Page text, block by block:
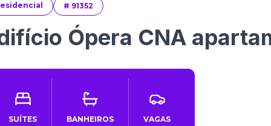
# 91352
Ópera CNA
SUÍTES BANHEIROS VAGAS